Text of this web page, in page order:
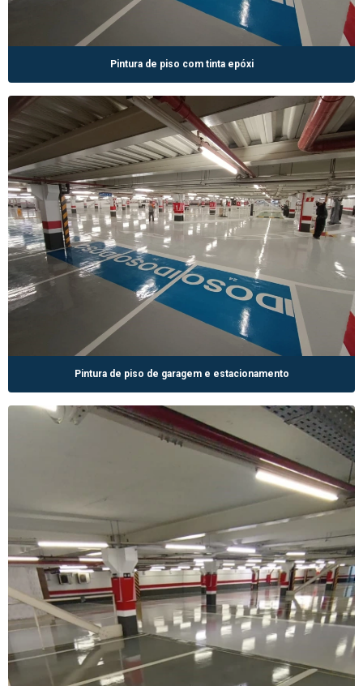
Pintura de piso com tinta epóxi
Pintura de piso de garagem e estacionamento